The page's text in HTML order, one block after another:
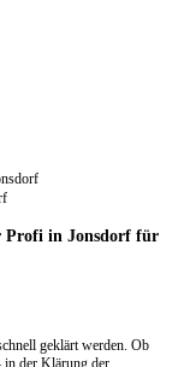
Profi in Jonsdorf für
geklärt werden. Ob
in der Klärung der